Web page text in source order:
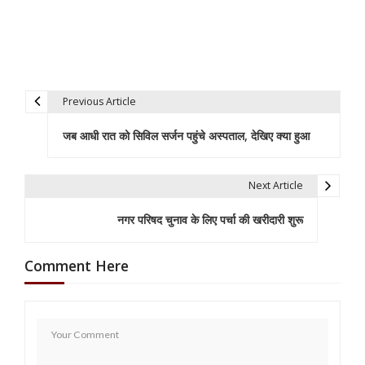
a
v
Previous Article
जब आधी रात को सिविल सर्जन पहुंचे अस्पताल, देखिए क्या हुआ
Next Article
नगर परिषद चुनाव के लिए पर्चा की खरीदारी शुरू
Comment Here